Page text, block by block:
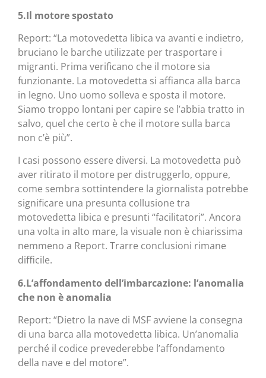
5.Il motore spostato
Report: “La motovedetta libica va avanti e indietro,
bruciano le barche utilizzate per trasportare i
migranti. Prima verificano che il motore sia
funzionante. La motovedetta si affianca alla barca
in legno. Uno uomo solleva e sposta il motore.
Siamo troppo lontani per capire se l’abbia tratto in
salvo, quel che certo è che il motore sulla barca
non c’è più”.
I casi possono essere diversi. La motovedetta può
aver ritirato il motore per distruggerlo, oppure,
come sembra sottintendere la giornalista potrebbe
significare una presunta collusione tra
motovedetta libica e presunti “facilitatori”. Ancora
una volta in alto mare, la visuale non è chiarissima
nemmeno a Report. Trarre conclusioni rimane
difficile.
6.L’affondamento dell’imbarcazione: l’anomalia
che non è anomalia
Report: “Dietro la nave di MSF avviene la consegna
di una barca alla motovedetta libica. Un’anomalia
perché il codice prevederebbe l’affondamento
della nave e del motore”.